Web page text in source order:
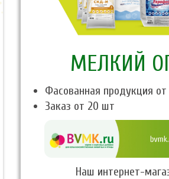
МЕЛКИЙ
Фасованная продукция
Заказ от 20 шт
Наш интернет-